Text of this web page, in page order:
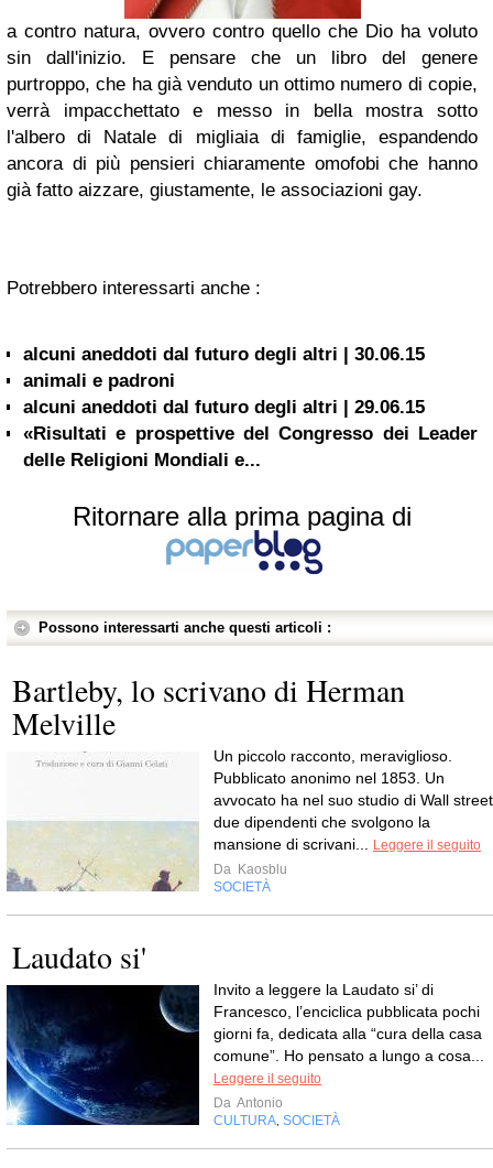
a contro natura, ovvero contro quello che Dio ha voluto
sin dall'inizio. E pensare che un libro del genere
purtroppo, che ha già venduto un ottimo numero di copie,
verrà impacchettato e messo in bella mostra sotto
l'albero di Natale di migliaia di famiglie, espandendo
ancora di più pensieri chiaramente omofobiche hanno
già fatto aizzare, giustamente, le associazioni gay.
Potrebbero interessarti anche :
alcuni aneddoti dal futuro degli altri | 30.06.15
animali e padroni
alcuni aneddoti dal futuro degli altri | 29.06.15
«Risultati e prospettive del Congresso dei Leader
delle Religioni Mondiali e...
Ritornare alla prima pagina di
Possono interessarti anche questi articoli :
Bartleby, lo scrivano di Herman
Melville
Un piccolo racconto, meraviglioso.
Pubblicato anonimo nel 1853. Un
avvocato ha nel suo studio di Wall street
due dipendenti che svolgono la
mansione di scrivani...
Leggere il seguito
Da Kaosblu
SOCIETÀ
Laudato si'
Invito a leggere la Laudato si’ di
Francesco, l’enciclica pubblicata pochi
giorni fa, dedicata alla “cura della casa
comune”. Ho pensato a lungo a cosa...
Leggere il seguito
Da Antonio
CULTURA SOCIETÀ